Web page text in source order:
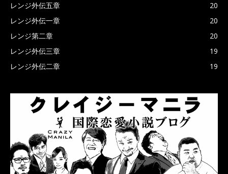
レンジ外伝五章
20
レンジ外伝一章
20
レンジ第二章
20
レンジ外伝三章
19
レンジ外伝二章
19